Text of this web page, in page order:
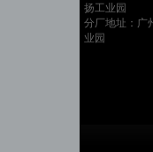
扬工业园
分厂地址：广
业园